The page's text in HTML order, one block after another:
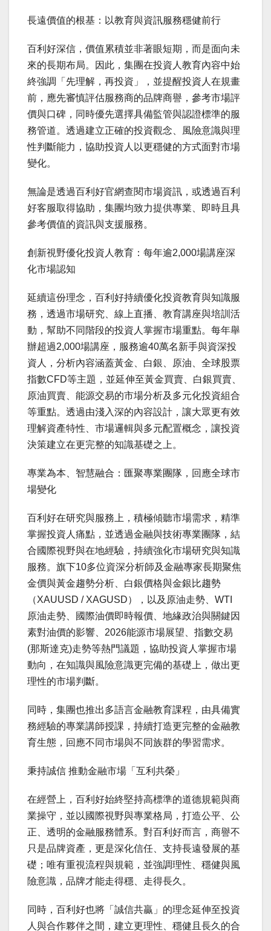
長遠價值的根基：以教育與資訊服務穩健前行
百利好深信，價值累積並非著眼短期，而是面向未
來的長期布局。因此，集團在投資人教育內容中始
終強調「先理解，再投資」，並提醒投資人在規畫
前，應先審慎評估服務商的品牌商譽，參考市場評
價與口碑，同時優先選擇具備監管與認證標準的服
務管道。透過建立正確的投資觀念、風險意識與理
性判斷能力，協助投資人以更穩健的方式面對市場
變化。
無論是透過百利好官網查閱市場資訊，或透過百利
好客服取得協助，集團均致力提供專業、即時且具
參考價值的資訊與支援服務。
創新視野優化投資人教育：每年逾2,000場講座深
化市場認知
延續這份理念，百利好持續優化投資教育與知識服
務，透過市場研究、線上直播、教育講座與培訓活
動，幫助不同階段的投資人掌握市場重點。每年舉
辦超過2,000場講座，服務逾40萬名新手與資深投
資人，分析內容涵蓋黃金、白銀、原油、全球股票
指數CFD等主題，並延伸至黃金買賣、白銀買賣、
原油買賣、能源交易的市場分析及多元化投資組合
等重點。透過由淺入深的內容設計，讓大眾更有效
理解資產特性、市場邏輯與多元配置概念，讓投資
決策建立在更完整的知識基礎之上。
專業為本、智慧融合：匯聚專業團隊，回應全球市
場變化
百利好在研究與服務上，積極傾聽市場需求，精準
掌握投資人痛點，並透過金融與技術專業團隊，結
合國際視野與在地經驗，持續強化市場研究與知識
服務。旗下10多位資深分析師及金融專家長期聚焦
金價與黃金趨勢分析、白銀價格與金銀比趨勢
（XAUUSD / XAGUSD），以及原油走勢、WTI
原油走勢、國際油價即時報價、地緣政治與關鍵因
素對油價的影響、2026能源市場展望、指數交易
(那斯達克)走勢等熱門議題，協助投資人掌握市場
動向，在知識與風險意識更完備的基礎上，做出更
理性的市場判斷。
同時，集團也推出多語言金融教育課程，由具備實
務經驗的專業講師授課，持續打造更完整的金融教
育生態，回應不同市場與不同族群的學習需求。
秉持誠信 推動金融市場「互利共榮」
在經營上，百利好始終堅持高標準的道德規範與商
業操守，並以國際視野與專業格局，打造公平、公
正、透明的金融服務體系。對百利好而言，商譽不
只是品牌資產，更是深化信任、支持長遠發展的基
礎；唯有重視流程與規範，並強調理性、穩健與風
險意識，品牌才能走得穩、走得長久。
同時，百利好也將「誠信共贏」的理念延伸至投資
人與合作夥伴之間，建立更理性、穩健且長久的合